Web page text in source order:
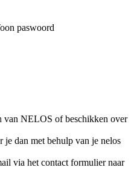
paswoord
van NELOS of beschikken over
je dan met behulp van je nelos
via het contact formulier naar